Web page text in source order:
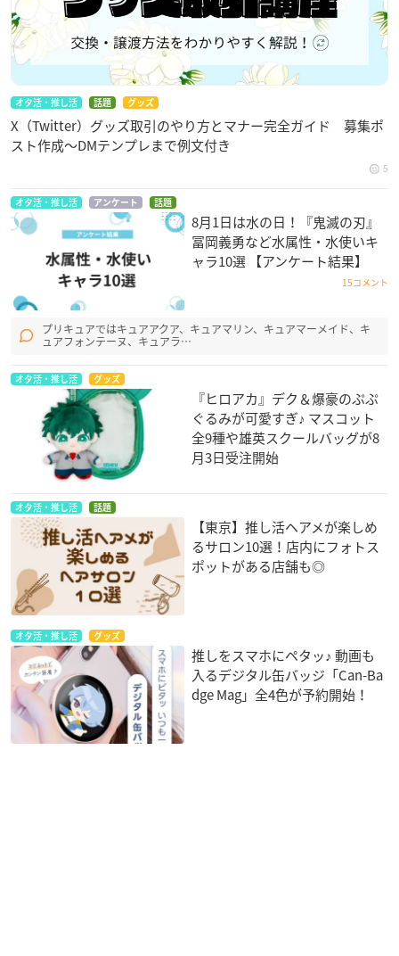
オタ活・推し活 話題 グッズ
X（Twitter）グッズ取引のやり方とマナー完全ガイド 募集ポ
スト作成〜DMテンプレまで例文付き
5
オタ活・推し活 アンケート 話題
8月1日は水の日！『鬼滅の刃』
冨岡義勇など水属性・水使いキ
ャラ10選 【アンケート結果】
15コメント
プリキュアではキュアアクア、キュアマリン、キュアマーメイド、キ
ュアフォンテーヌ、キュアラ…
オタ活・推し活 グッズ
『ヒロアカ』デク＆爆豪のぷぷ
ぐるみが可愛すぎ♪ マスコット
全9種や雄英スクールバッグが8
月3日受注開始
オタ活・推し活 話題
【東京】推し活ヘアメが楽しめ
るサロン10選！店内にフォトス
ポットがある店舗も◎
オタ活・推し活 グッズ
推しをスマホにペタッ♪ 動画も
入るデジタル缶バッジ「Can-Ba
dge Mag」全4色が予約開始！